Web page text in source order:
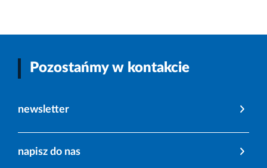
Pozostańmy w kontakcie
newsletter
napisz do nas